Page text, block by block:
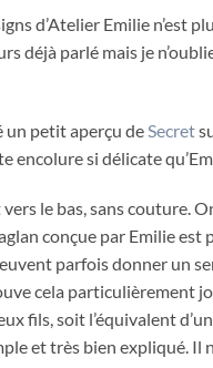
d’Atelier Emilie n’est
déjà parlé mais je
un petit aperçu de Secret
encolure si délicate
le bas, sans couture.
conçue par Emilie
parfois donner un
cela particulièrement
fils, soit l’équivalent
et très bien expliqué. Il